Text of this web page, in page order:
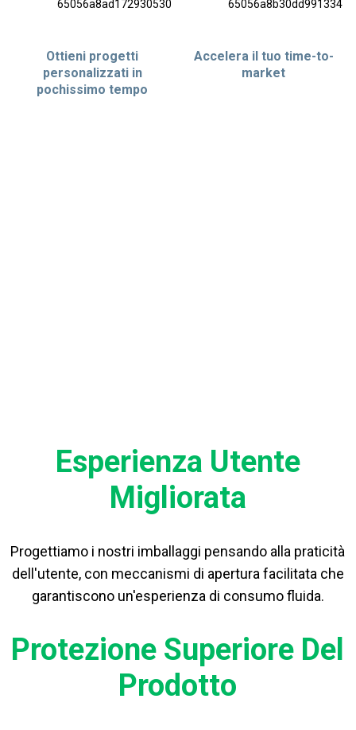
Ottieni progetti
personalizzati in
pochissimo tempo
Accelera il tuo time-to-
market
Esperienza Utente
Migliorata
Progettiamo i nostri imballaggi pensando alla praticità
dell'utente, con meccanismi di apertura facilitata che
garantiscono un'esperienza di consumo fluida.
Protezione Superiore Del
Prodotto